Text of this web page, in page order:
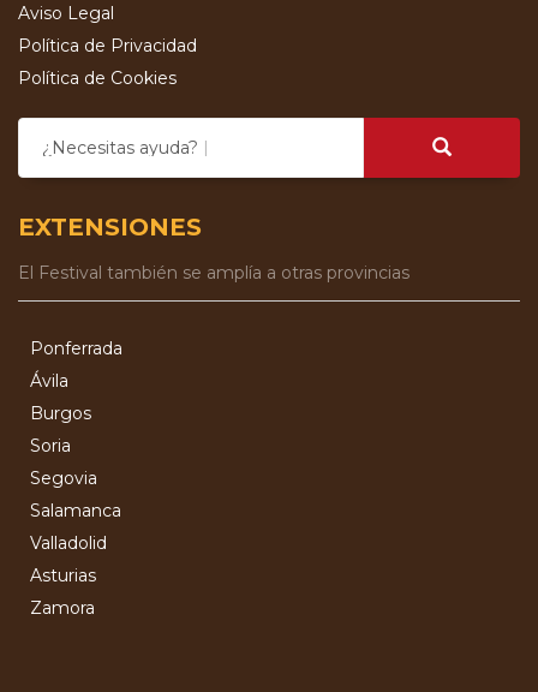
Aviso Legal
Política de Privacidad
Política de Cookies
¿Necesitas ayuda?
EXTENSIONES
El Festival también se amplía a otras provincias
Ponferrada
Ávila
Burgos
Soria
Segovia
Salamanca
Valladolid
Asturias
Zamora